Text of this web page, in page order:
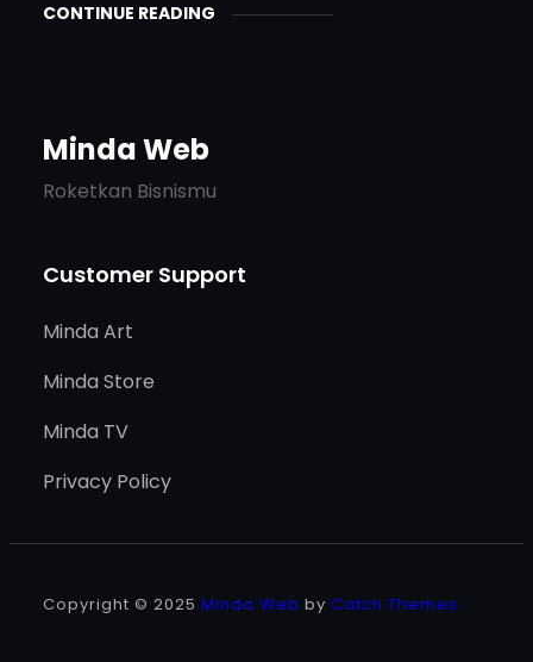
CONTINUE READING
Minda Web
Roketkan Bisnismu
Customer Support
Minda Art
Minda Store
Minda TV
Privacy Policy
Copyright © 2025 Minda Web by Catch Themes